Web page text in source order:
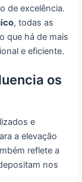
de excelência.
, todas as
que há de mais
e eficiente.
os
e
a elevação
reflete a
nos